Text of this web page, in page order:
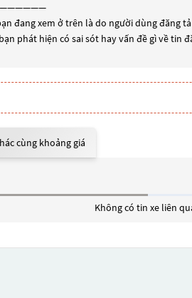
đang xem ở trên là do người dùng đăng
phát hiện có sai sót hay vấn đề gì về tin
cùng khoảng giá
Không có tin xe liên